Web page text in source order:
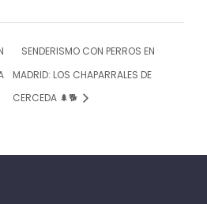
SENDERISMO CON PERROS EN
MADRID: LOS CHAPARRALES DE
CERCEDA 🌲🐕